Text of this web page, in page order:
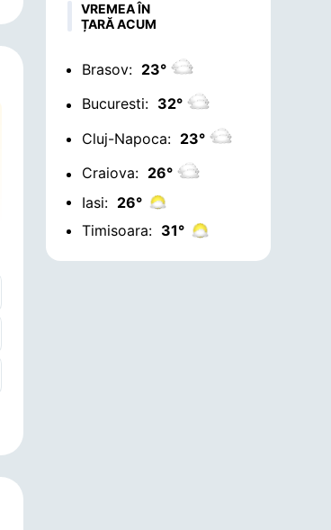
VREMEA ÎN
ȚARĂ ACUM
Brasov: 23°
Bucuresti: 32°
Cluj-Napoca: 23°
Craiova: 26°
Iasi: 26°
Timisoara: 31°